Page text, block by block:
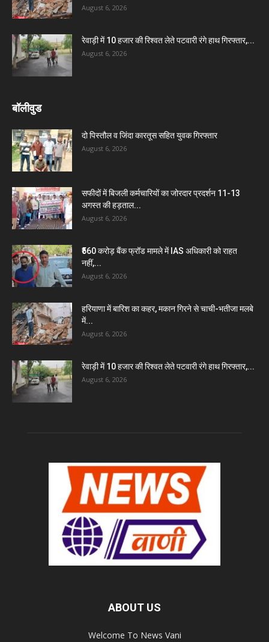
August 6, 2026
रेवाड़ी में 10 हजार की रिश्वत लेते पटवारी रंगे हाथ गिरफ्तार,...
August 6, 2026
बॉलीवुड
दो पिस्तौल व जिंदा कारतूस सहित युवक गिरफ्तार
August 6, 2026
सफीदों में बिजली कर्मचारियों का जोरदार प्रदर्शन 11-13
अगस्त की हड़ताल...
August 6, 2026
₹560 करोड़ बैंक फ्रॉड मामले में IAS अधिकारी को राहत
नहीं,...
August 6, 2026
हरियाणा में बारिश का कहर, मकान गिरने से चाची-भतीजा मलबे
में...
August 6, 2026
रेवाड़ी में 10 हजार की रिश्वत लेते पटवारी रंगे हाथ गिरफ्तार,...
August 6, 2026
ABOUT US
Welcome To News Vani